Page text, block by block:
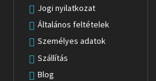
Jogi nyilatkozat
Általános feltételek
Személyes adatok
Szállítás
Blog